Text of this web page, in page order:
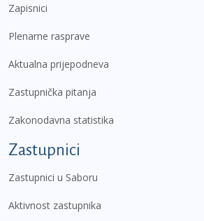
Zapisnici
Plenarne rasprave
Aktualna prijepodneva
Zastupnička pitanja
Zakonodavna statistika
Zastupnici
Zastupnici u Saboru
Aktivnost zastupnika